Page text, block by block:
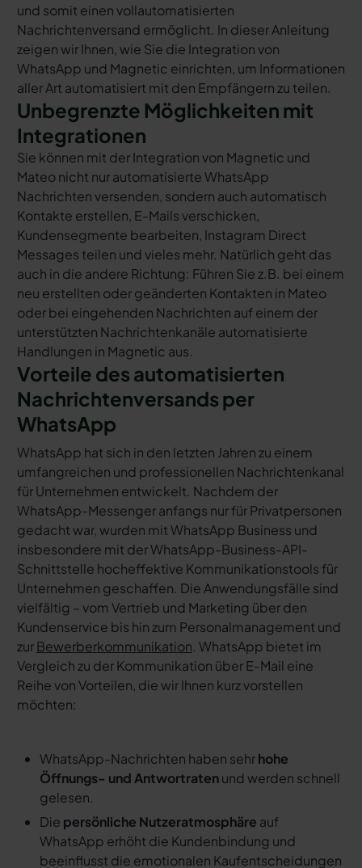
und somit einen vollautomatisierten
Nachrichtenversand ermöglicht. In dieser Anleitung
zeigen wir Ihnen, wie Sie die Integration von
WhatsApp und Magnetic einrichten, um Informationen
aller Art automatisiert mit den Empfängern zu teilen.
Unbegrenzte Möglichkeiten mit
Integrationen
Sie können mit der Integration von Magnetic und
Mateo nicht nur automatisierte WhatsApp
Nachrichten versenden, sondern auch automatisch
Kontakte erstellen, E-Mails verschicken,
Kundensegmente bearbeiten, Instagram Direct
Messages teilen und vieles mehr. Natürlich geht das
auch in die andere Richtung: Führen Sie z.B. bei einem
neu erstellten oder geänderten Kontakten in Mateo
oder bei eingehenden Nachrichten auf einem der
unterstützten Nachrichtenkanäle automatisierte
Handlungen in Magnetic aus.
Vorteile des automatisierten
Nachrichtenversands per
WhatsApp
WhatsApp hat sich in den letzten Jahren zu einem
umfangreichen und professionellen Nachrichtenkanal
für Unternehmen entwickelt. Nachdem der
WhatsApp-Messenger anfangs nur für Privatpersonen
gedacht war, wurden mit WhatsApp Business und
insbesondere mit der WhatsApp-Business-API-
Schnittstelle hocheffektive Kommunikationstools für
Unternehmen geschaffen. Die Anwendungsfälle sind
vielfältig – vom Vertrieb und Marketing über den
Kundenservice bis hin zum Personalmanagement und
zurBewerberkommunikation. WhatsApp bietet im
Vergleich zu der Kommunikation über E-Mail eine
Reihe von Vorteilen, die wir Ihnen kurz vorstellen
möchten:
WhatsApp-Nachrichten haben sehrhohe
Öffnungs- und Antwortratenund werden schnell
gelesen.
Die persönliche Nutzeratmosphäre auf
WhatsApp erhöht die Kundenbindung und
beeinflusst die emotionalen Kaufentscheidungen